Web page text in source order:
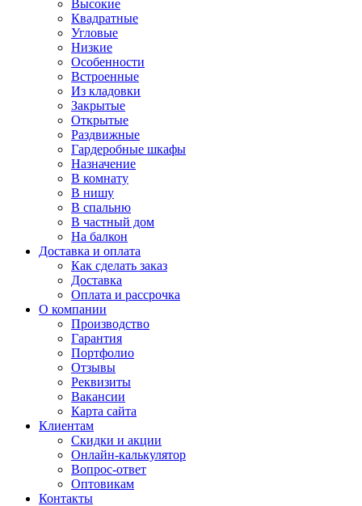
Высокие
Квадратные
Угловые
Низкие
Особенности
Встроенные
Из кладовки
Закрытые
Открытые
Раздвижные
Гардеробные шкафы
Назначение
В комнату
В нишу
В спальню
В частный дом
На балкон
Доставка и оплата
Как сделать заказ
Доставка
Оплата и рассрочка
О компании
Производство
Гарантия
Портфолио
Отзывы
Реквизиты
Вакансии
Карта сайта
Клиентам
Скидки и акции
Онлайн-калькулятор
Вопрос-ответ
Оптовикам
Контакты